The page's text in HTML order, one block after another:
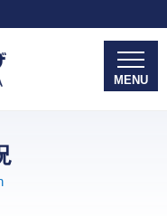
MENU